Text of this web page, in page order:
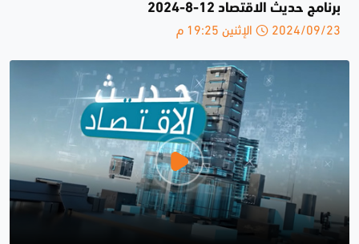
برنامج حديث الاقتصاد 12-8-2024
2024/09/23 الإثنين 19:25 م